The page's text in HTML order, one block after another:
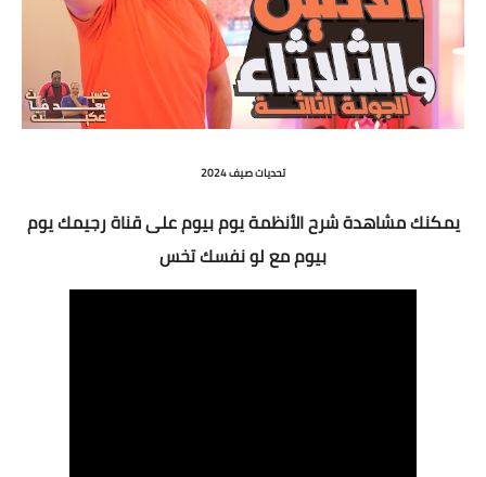
تحدياتصيف 2024
يمكنك مشاهدة شرح الأنظمة يوم بيوم على قناة رجيمك يوم
بيوم مع لو نفسك تخس